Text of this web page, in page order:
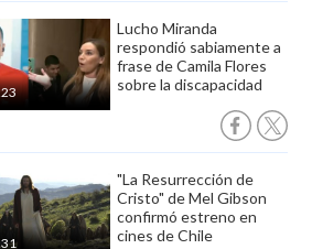
Lucho Miranda
respondió sabiamente a
frase de Camila Flores
sobre la discapacidad
"La Resurrección de
Cristo" de Mel Gibson
confirmó estreno en
cines de Chile